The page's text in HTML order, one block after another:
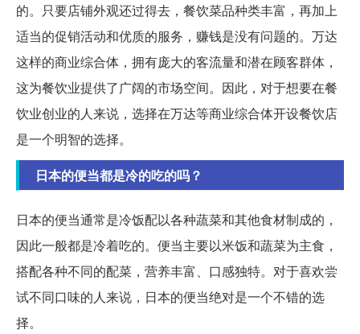
的。只要店铺外观还过得去，餐饮菜品种类丰富，再加上
适当的促销活动和优质的服务，赚钱是没有问题的。万达
这样的商业综合体，拥有庞大的客流量和潜在顾客群体，
这为餐饮业提供了广阔的市场空间。因此，对于想要在餐
饮业创业的人来说，选择在万达等商业综合体开设餐饮店
是一个明智的选择。
日本的便当都是冷的吃的吗？
日本的便当通常是冷饭配以各种蔬菜和其他食材制成的，
因此一般都是冷着吃的。便当主要以米饭和蔬菜为主食，
搭配各种不同的配菜，营养丰富、口感独特。对于喜欢尝
试不同口味的人来说，日本的便当绝对是一个不错的选
择。